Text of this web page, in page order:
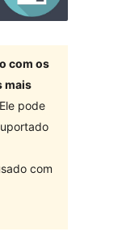
com os
mais
pode
com